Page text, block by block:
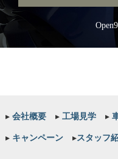
▸会社概要 ▸工場見学 ▸
▸キャンペーン ▸スタッフ